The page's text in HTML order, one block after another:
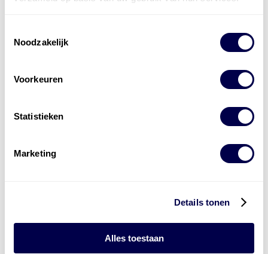
Noodzakelijk
Voorkeuren
Statistieken
Marketing
Details tonen
Alles toestaan
Levert complete
Energiebeheer